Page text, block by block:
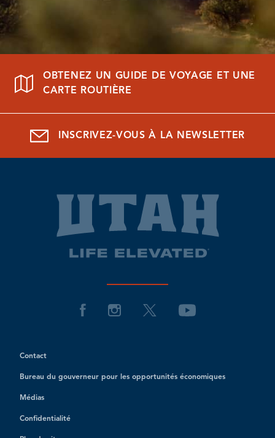
OBTENEZ UN GUIDE DE VOYAGE ET UNE
CARTE ROUTIÈRE
INSCRIVEZ-VOUS À LA NEWSLETTER
Contact
Bureau du gouverneur pour les opportunités économiques
Médias
Confidentialité